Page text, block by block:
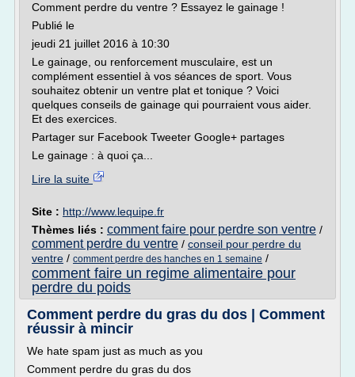
Comment perdre du ventre ? Essayez le gainage !
Publié le
jeudi 21 juillet 2016 à 10:30
Le gainage, ou renforcement musculaire, est un
complément essentiel à vos séances de sport. Vous
souhaitez obtenir un ventre plat et tonique ? Voici
quelques conseils de gainage qui pourraient vous aider.
Et des exercices.
Partager sur Facebook Tweeter Google+ partages
Le gainage : à quoi ça...
Lire la suite
Site : http://www.lequipe.fr
Thèmes liés : comment faire pour perdre son ventre /
comment perdre du ventre / conseil pour perdre du
ventre / comment perdre des hanches en 1 semaine /
comment faire un regime alimentaire pour
perdre du poids
Comment perdre du gras du dos | Comment
réussir à mincir
We hate spam just as much as you
Comment perdre du gras du dos